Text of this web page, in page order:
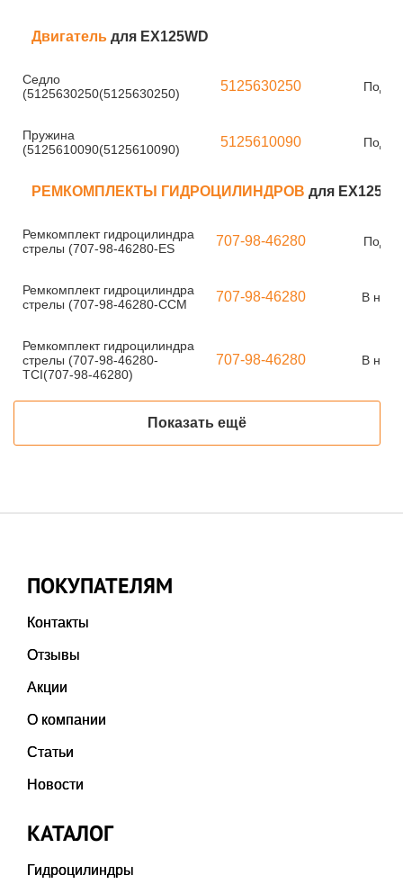
Двигатель для EX125WD
Седло
(5125630250(5125630250)
5125630250 Под
Пружина
(5125610090(5125610090)
5125610090 Под
РЕМКОМПЛЕКТЫ ГИДРОЦИЛИНДРОВ для
Ремкомплект гидроцилиндра
стрелы (707-98-46280-ES
707-98-46280 Под
Ремкомплект гидроцилиндра
стрелы (707-98-46280-CCM
707-98-46280 В
Ремкомплект гидроцилиндра
стрелы (707-98-46280-
TCI(707-98-46280)
707-98-46280 В
Показать ещё
ПОКУПАТЕЛЯМ
Контакты
Отзывы
Акции
О компании
Статьи
Новости
КАТАЛОГ
Гидроцилиндры